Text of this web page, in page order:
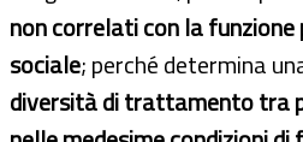
non correlati con la funzione
sociale; perché determina
diversità di trattamento tra